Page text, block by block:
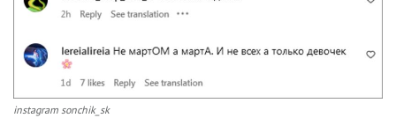
instagram sonchik_sk